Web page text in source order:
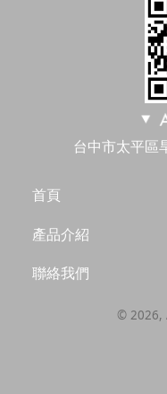
台中市太平區
首頁
產品介紹
聯絡我們
© 2026,